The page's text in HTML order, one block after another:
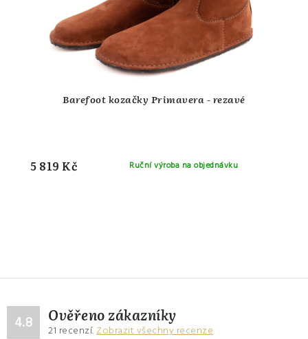
Barefoot kozačky Primavera - rezavé
Ruční výroba na objednávku
5 819 Kč
4.8 Ověřeno zákazníky
21 recenzí. Zobrazit všechny recenze